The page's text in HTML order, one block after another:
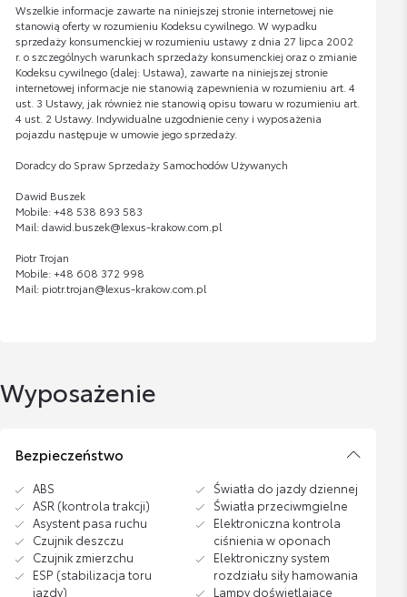
Wszelkie informacje zawarte na niniejszej stronie internetowej nie
stanowią oferty w rozumieniu Kodeksu cywilnego. W wypadku
sprzedaży konsumenckiej w rozumieniu ustawy z dnia 27 lipca 2002
r. o szczególnych warunkach sprzedaży konsumenckiej oraz o zmianie
Kodeksu cywilnego (dalej: Ustawa), zawarte na niniejszej stronie
internetowej informacje nie stanowią zapewnienia w rozumieniu art. 4
ust. 3 Ustawy, jak również nie stanowią opisu towaru w rozumieniu art.
4 ust. 2 Ustawy. Indywidualne uzgodnienie ceny i wyposażenia
pojazdu następuje w umowie jego sprzedaży.
Doradcy do Spraw Sprzedaży Samochodów Używanych
Dawid Buszek
Mobile: +48 538 893 583
Mail: dawid.buszek@lexus-krakow.com.pl
Piotr Trojan
Mobile: +48 608 372 998
Mail: piotr.trojan@lexus-krakow.com.pl
Wyposażenie
Bezpieczeństwo
ABS
ASR (kontrola trakcji)
Asystent pasa ruchu
Czujnik deszczu
Czujnik zmierzchu
ESP (stabilizacja toru
jazdy)
Światła do jazdy dziennej
Światła przeciwmgielne
Elektroniczna kontrola
ciśnienia w oponach
Elektroniczny system
rozdziału siły hamowania
Lampy doświetlające